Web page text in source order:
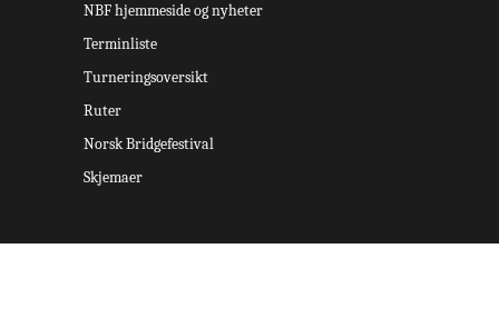
NBF hjemmeside og nyheter
Terminliste
Turneringsoversikt
Ruter
Norsk Bridgefestival
Skjemaer